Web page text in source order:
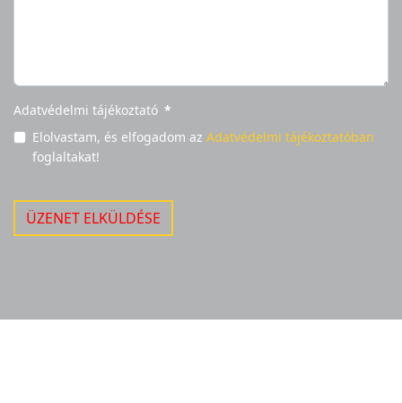
Adatvédelmi tájékoztató *
Elolvastam, és elfogadom az Adatvédelmi tájékoztatóban
foglaltakat!
ÜZENET ELKÜLDÉSE